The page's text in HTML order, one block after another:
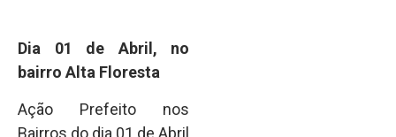
Dia 01 de Abril, no
bairro Alta Floresta
Ação Prefeito nos
Bairros do dia 01 de Abril